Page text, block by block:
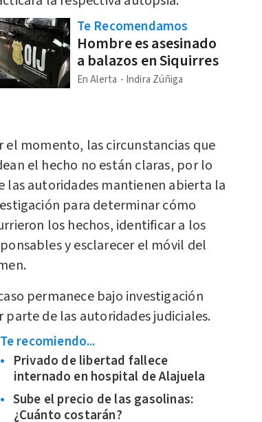
Te Recomendamos
Hombre es asesinado
a balazos en Siquirres
En Alerta Indira Zúñiga
el momento, las circunstancias que
el hecho no están claras, por lo
las autoridades mantienen abierta la
para determinar cómo
los hechos, identificar a los
y esclarecer el móvil del
permanece bajo investigación
parte de las autoridades judiciales.
Te recomiendo...
Privado de libertad fallece
internado en hospital de Alajuela
Sube el precio de las gasolinas:
¿Cuánto costarán?